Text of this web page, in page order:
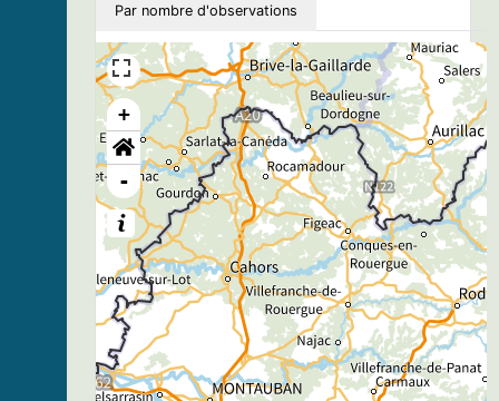
Par nombre d'observations
+
-